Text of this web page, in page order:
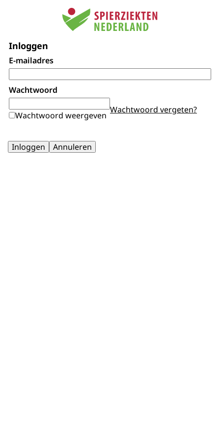
Inloggen
E-mailadres
Wachtwoord
Wachtwoord weergeven
Wachtwoord vergeten?
Inloggen Annuleren